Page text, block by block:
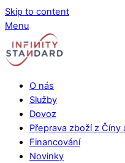
Skip to content
Menu
O nás
Služby
Dovoz
Přeprava zboží z Číny
Financování
Novinky